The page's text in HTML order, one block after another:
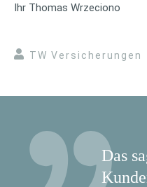
Ihr Thomas Wrzeciono
TW Versicherungen
Das